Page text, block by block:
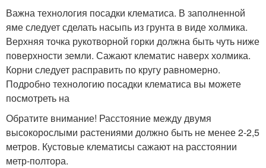
Важна технология посадки клематиса. В заполненной
яме следует сделать насыпь из грунта в виде холмика.
Верхняя точка рукотворной горки должна быть чуть ниже
поверхности земли. Сажают клематис наверх холмика.
Корни следует расправить по кругу равномерно.
Подробно технологию посадки клематиса вы можете
посмотреть на
Обратите внимание! Расстояние между двумя
высокорослыми растениями должно быть не менее 2-2,5
метров. Кустовые клематисы сажают на расстоянии
метр-полтора.